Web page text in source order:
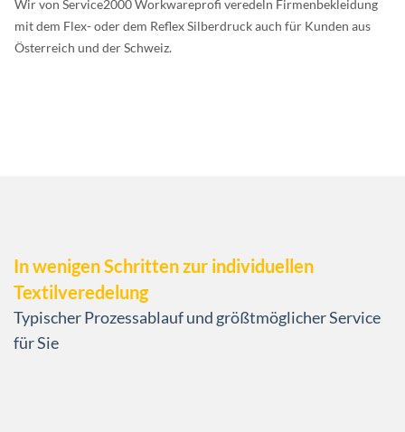
Wir von Service2000 Workwareprofi veredeln Firmenbekleidung
mit dem Flex- oder dem Reflex Silberdruck auch für Kunden aus
Österreich und der Schweiz.
In wenigen Schritten zur individuellen
Textilveredelung
Typischer Prozessablauf und größtmöglicher Service
für Sie